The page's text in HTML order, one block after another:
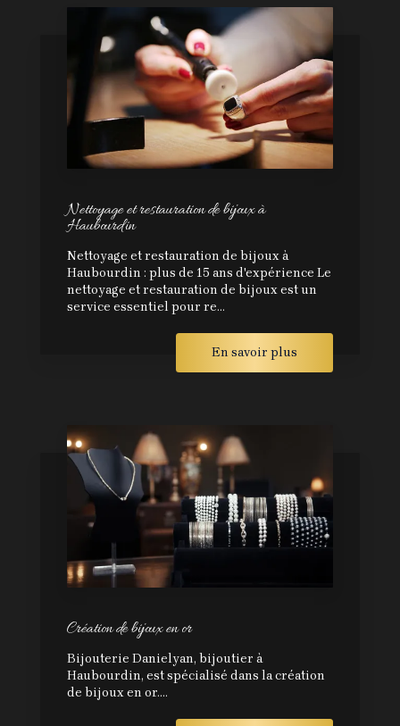
Nettoyage et restauration de bijoux à
Haubourdin
Nettoyage et restauration de bijoux à
Haubourdin : plus de 15 ans d'expérience Le
nettoyage et restauration de bijoux est un
service essentiel pour re...
En savoir plus
Création de bijoux en or
Bijouterie Danielyan, bijoutier à
Haubourdin, est spécialisé dans la création
de bijoux en or....